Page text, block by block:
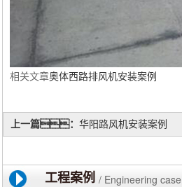
相关文章奥体西路排风机安装案例
上一篇： 华阳路风机安装案例
工程案例 / Engineering case